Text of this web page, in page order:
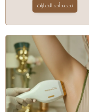
تحديد أحد الخيارات